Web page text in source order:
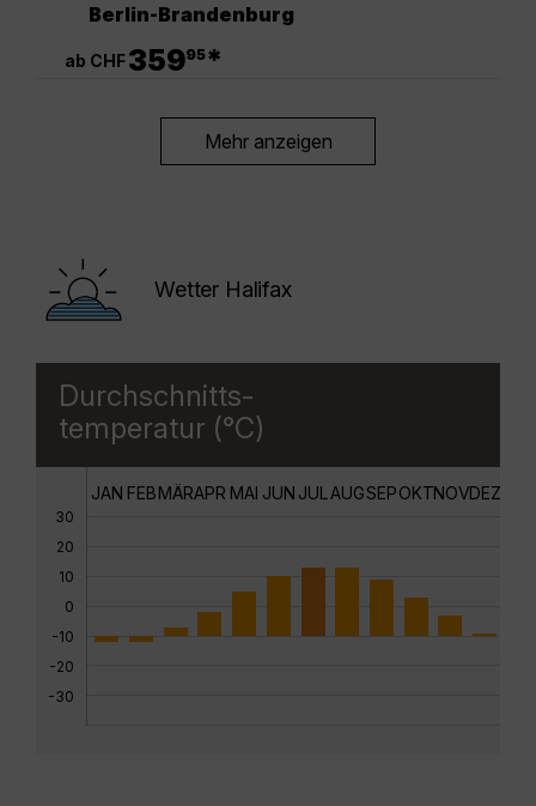
Berlin-Brandenburg
ab CHF35995*
Mehr anzeigen
Wetter Halifax
Durchschnitts-
temperatur (°C)
30
20
10
0
-10
-20
-30
JAN FEBMÄRAPR MAI JUN JUL AUGSEPOKTNOVDEZ